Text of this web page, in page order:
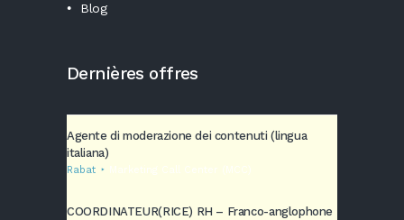
Blog
Dernières offres
Agente di moderazione dei contenuti (lingua
italiana)
Rabat Marketing Call Center (MCC)
COORDINATEUR(RICE) RH – Franco-anglophone